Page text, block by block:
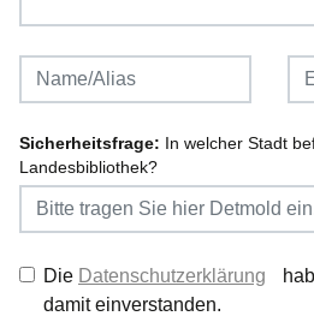
Sicherheitsfrage: In welcher Stadt
Landesbibliothek?
Die Datenschutzerklärung
damit einverstanden.